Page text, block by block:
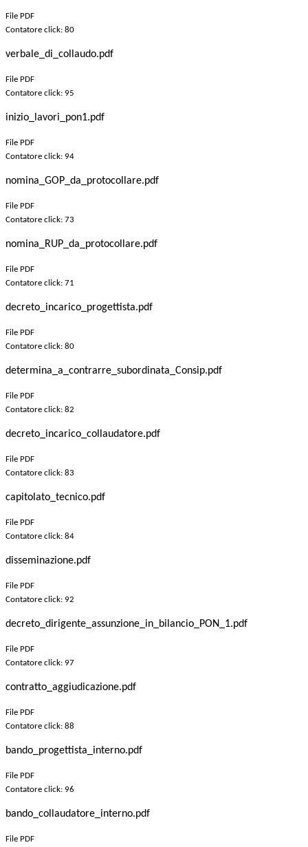
File PDF
Contatore click: 80
verbale_di_collaudo.pdf
File PDF
Contatore click: 95
inizio_lavori_pon1.pdf
File PDF
Contatore click: 94
nomina_GOP_da_protocollare.pdf
File PDF
Contatore click: 73
nomina_RUP_da_protocollare.pdf
File PDF
Contatore click: 71
decreto_incarico_progettista.pdf
File PDF
Contatore click: 80
determina_a_contrarre_subordinata_Consip.pdf
File PDF
Contatore click: 82
decreto_incarico_collaudatore.pdf
File PDF
Contatore click: 83
capitolato_tecnico.pdf
File PDF
Contatore click: 84
disseminazione.pdf
File PDF
Contatore click: 92
decreto_dirigente_assunzione_in_bilancio_PON_1.pdf
File PDF
Contatore click: 97
contratto_aggiudicazione.pdf
File PDF
Contatore click: 88
bando_progettista_interno.pdf
File PDF
Contatore click: 96
bando_collaudatore_interno.pdf
File PDF